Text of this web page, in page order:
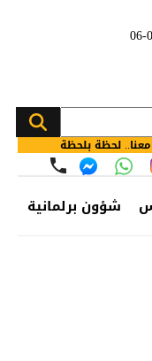
لحظة بلحظة
شؤون برلمانية